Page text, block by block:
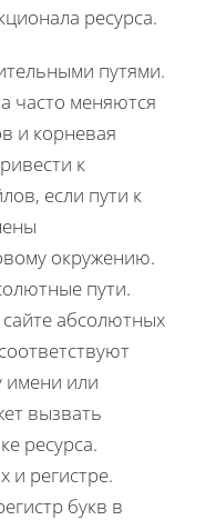
ресурса.
путями.
часто меняются
и корневая
к
если пути к
окружению.
пути.
абсолютных
имени или
вызвать
ресурса.
и регистре.
букв в